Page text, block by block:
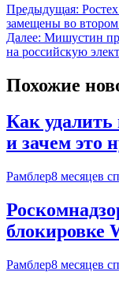
Предыдущая:
замещены во
Далее: Мишустин
на российскую
Похожие
Как удалить
и зачем это
Рамблер8 месяцев
блокировке
Рамблер8 месяцев